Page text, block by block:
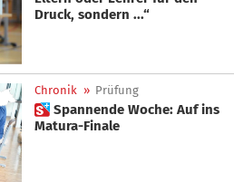
Druck, sondern ...“
Chronik » Prüfung
 Spannende Woche: Auf ins
Matura-Finale